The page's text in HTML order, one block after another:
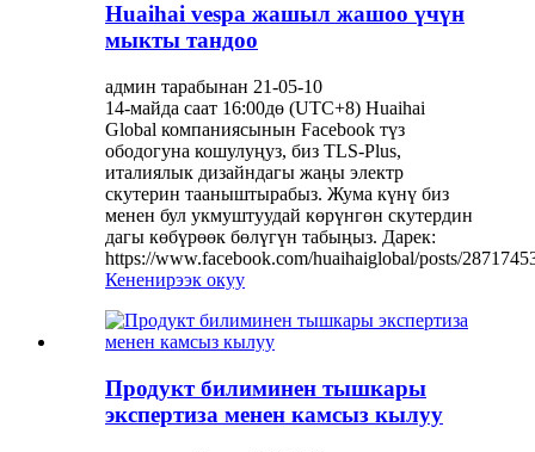
Huaihai vespa жашыл жашоо үчүн
мыкты тандоо
админ тарабынан 21-05-10
14-майда саат 16:00дө (UTC+8) Huaihai
Global компаниясынын Facebook түз
ободогуна кошулуңуз, биз TLS-Plus,
италиялык дизайндагы жаңы электр
скутерин тааныштырабыз. Жума күнү биз
менен бул укмуштуудай көрүнгөн скутердин
дагы көбүрөөк бөлүгүн табыңыз. Дарек:
https://www.facebook.com/huaihaiglobal/posts/
Кененирээк окуу
Продукт билиминен тышкары
экспертиза менен камсыз кылуу